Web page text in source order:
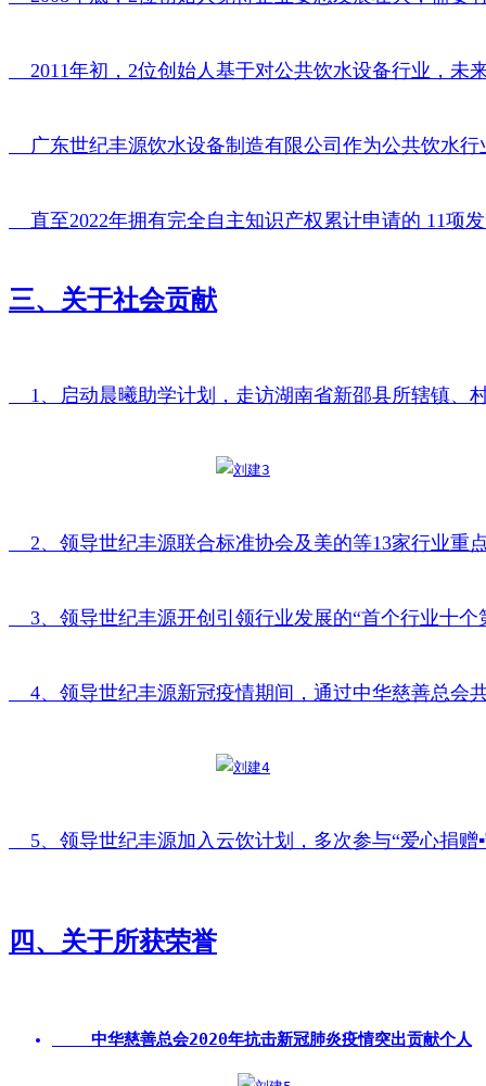
2011年初，2位创始人基于对公共饮水设备行业，未
广东世纪丰源饮水设备制造有限公司作为公共饮水行
直至2022年拥有完全自主知识产权累计申请的 11项
三、关于社会贡献
1、启动晨曦助学计划，走访湖南省新邵县所辖镇、
2、领导世纪丰源联合标准协会及美的等13家行业重
3、领导世纪丰源开创引领行业发展的“首个行业十个
4、领导世纪丰源新冠疫情期间，通过中华慈善总会
5、领导世纪丰源加入云饮计划，多次参与“爱心捐赠
四、关于所获荣誉
中华慈善总会2020年抗击新冠肺炎疫情突出贡献个人